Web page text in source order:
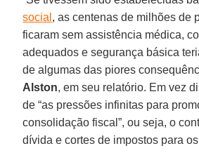
social , as centenas de milhões de
ficaram sem assistência médica,
adequados e segurança básica
de algumas das piores
Alston, em seu relatório. Em vez
de “as pressões infinitas para
consolidação fiscal”, ou seja, o
dívida e cortes de impostos para